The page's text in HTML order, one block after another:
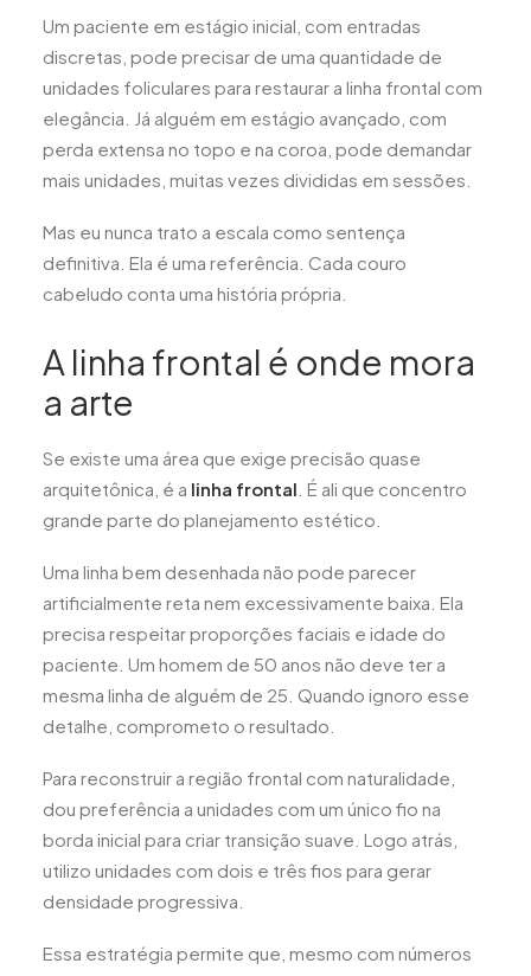
Um paciente em estágio inicial, com entradas
discretas, pode precisar de uma quantidade de
unidades foliculares para restaurar a linha frontal com
elegância. Já alguém em estágio avançado, com
perda extensa no topo e na coroa, pode demandar
mais unidades, muitas vezes divididas em sessões.
Mas eu nunca trato a escala como sentença
definitiva. Ela é uma referência. Cada couro
cabeludo conta uma história própria.
A linha frontal é onde mora
a arte
Se existe uma área que exige precisão quase
arquitetônica, é a linha frontal . É ali que concentro
grande parte do planejamento estético.
Uma linha bem desenhada não pode parecer
artificialmente reta nem excessivamente baixa. Ela
precisa respeitar proporções faciais e idade do
paciente. Um homem de 50 anos não deve ter a
mesma linha de alguém de 25. Quando ignoro esse
detalhe, comprometo o resultado.
Para reconstruir a região frontal com naturalidade,
dou preferência a unidades com um único fio na
borda inicial para criar transição suave. Logo atrás,
utilizo unidades com dois e três fios para gerar
densidade progressiva.
Essa estratégia permite que, mesmo com números